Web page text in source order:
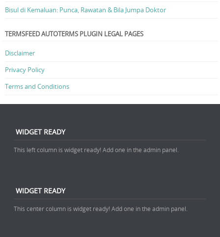
Bisul di Kemaluan: Punca, Rawatan & Bila Jumpa Doktor
TERMSFEED AUTOTERMS PLUGIN LEGAL PAGES
Disclaimer
Privacy Policy
Terms and Conditions
WIDGET READY
This left column is widget ready! Add one in the admin panel.
WIDGET READY
This center column is widget ready! Add one in the admin panel.